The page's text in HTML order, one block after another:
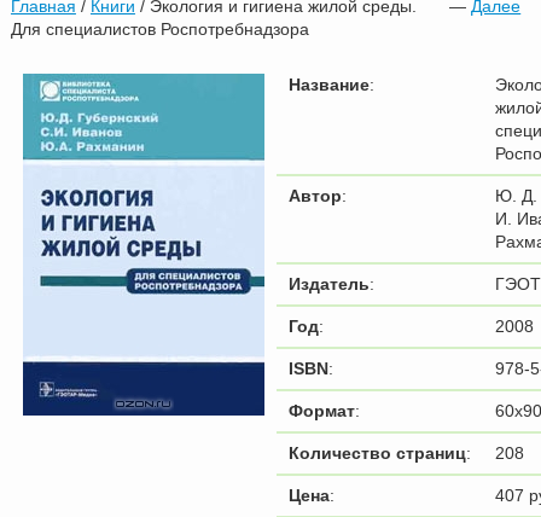
Главная / —Далее
Книги / Экология и гигиена жилой среды.
Для специалистов Роспотребнадзора
Название:
Автор:
Ю. Д.
И.
Издатель:
Год: 2008
ISBN: 978-
Формат:
Количество страниц: 208
Цена: 407